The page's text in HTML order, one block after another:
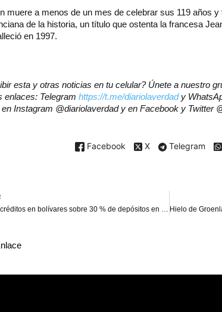
muere a menos de un mes de celebrar sus 119 años
de la historia, un título que ostenta la francesa
en 1997.
esta y otras noticias en tu celular? Únete a nuestro
enlaces: Telegram https://t.me/diariolaverdady
Instagram @diariolaverdad y en Facebook y Twitter
Facebook X Telegram
Autorizan créditos en bolívares sobre 30 % de depósitos en divisas